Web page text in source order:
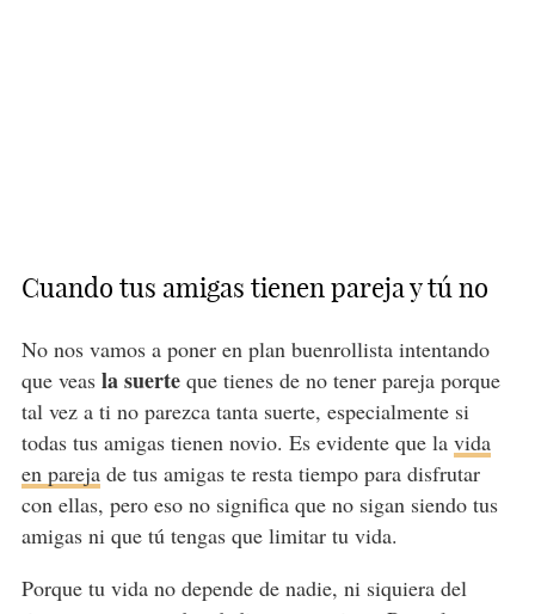
Cuando tus amigas tienen pareja y tú no
No nos vamos a poner en plan buenrollista intentando
que veas la suerteque tienes de no tener pareja porque
tal vez a ti no parezca tanta suerte, especialmente si
todas tus amigas tienen novio. Es evidente que la vida
en parejade tus amigas te resta tiempo para disfrutar
con ellas, pero eso no significa que no sigan siendo tus
amigas ni que tú tengas que limitar tu vida.
Porque tu vida no depende de nadie, ni siquiera del